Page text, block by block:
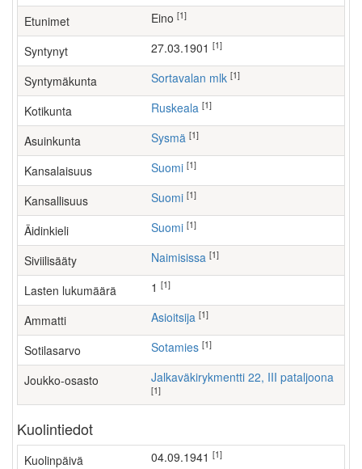
Etunimet Eino [1]
Syntynyt 27.03.1901 [1]
Syntymäkunta Sortavalan mlk [1]
Kotikunta Ruskeala [1]
Asuinkunta Sysmä [1]
Kansalaisuus Suomi [1]
Kansallisuus Suomi [1]
Äidinkieli Suomi [1]
Siviilisääty Naimisissa [1]
Lasten lukumäärä [1]
Ammatti asioitsija [1]
Sotilasarvo Sotamies [1]
Joukko-osasto Jalkaväkirykmentti 22, III pataljoona
[1]
Kuolintiedot
Kuolinpäivä 04.09.1941 [1]